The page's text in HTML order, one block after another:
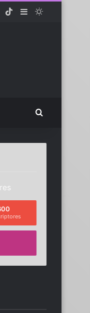
TikTokSidebarSwitch skin
Buscar...